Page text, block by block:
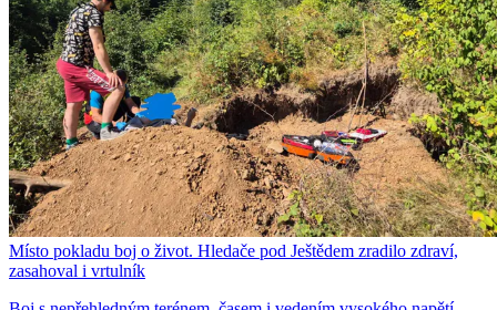
Místo pokladu boj o život. Hledače pod Ještědem zradilo zdraví,
zasahoval i vrtulník